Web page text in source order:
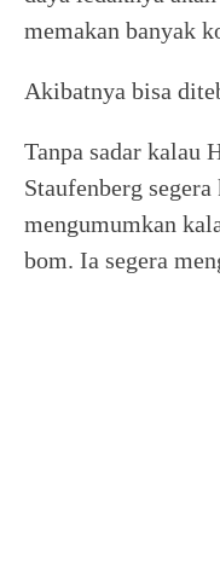
memakan banyak
Akibatnya bisa
Tanpa sadar kalau
Staufenberg
mengumumkan
bom. Ia segera